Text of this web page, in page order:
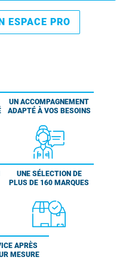
ESPACE PRO
UN ACCOMPAGNEMENT
ADAPTÉ À VOS BESOINS
UNE SÉLECTION DE
PLUS DE 160 MARQUES
APRÈS
MESURE